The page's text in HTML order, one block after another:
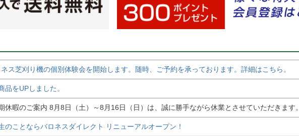
芝刈り機の個別体験会を開始します。随時、ご予約を承っております。詳細はこちら。
をUPしました。
暇のご案内 8月8日（土）～8月16日（日）は、誠に勝手ながら休業とさせていただきます。
ことならバロネスダイレクト リニューアルオープン！